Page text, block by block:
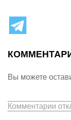
Вы можете
Комментарии